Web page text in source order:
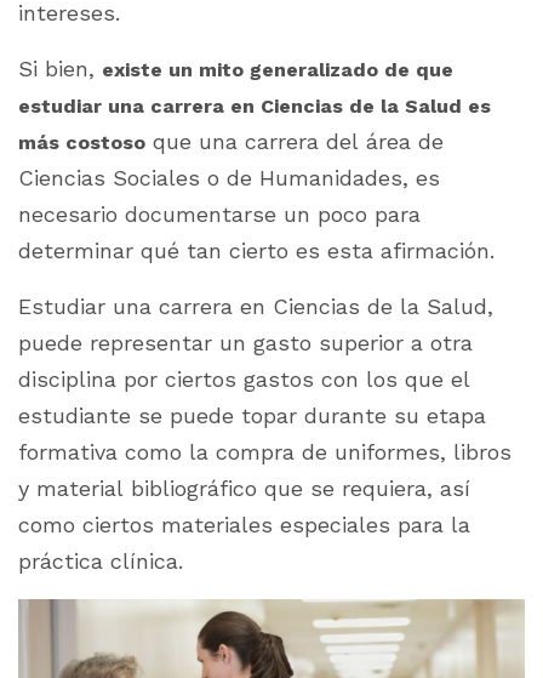
intereses.
Si bien, existe un mito generalizado de que
estudiar una carrera en Ciencias de la Salud es
más costoso que una carrera del área de
Ciencias Sociales o de Humanidades, es
necesario documentarse un poco para
determinar qué tan cierto es esta afirmación.
Estudiar una carrera en Ciencias de la Salud,
puede representar un gasto superior a otra
disciplina por ciertos gastos con los que el
estudiante se puede topar durante su etapa
formativa como la compra de uniformes, libros
y material bibliográfico que se requiera, así
como ciertos materiales especiales para la
práctica clínica.